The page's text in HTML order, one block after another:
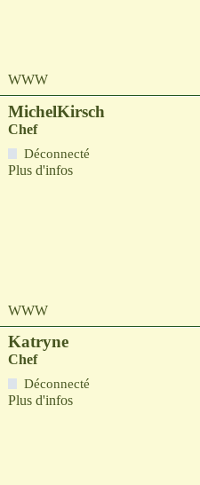
WWW
MichelKirsch
Chef
Déconnecté
Plus d'infos
WWW
Katryne
Chef
Déconnecté
Plus d'infos